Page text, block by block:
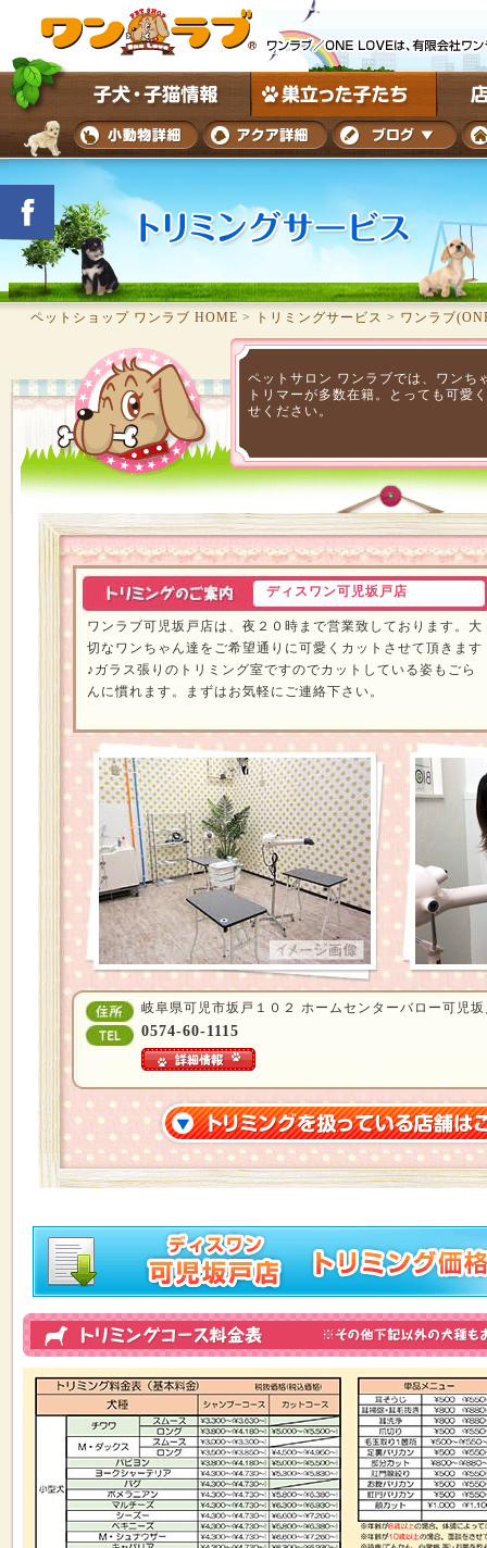
ペットショップ ワンラブ HOME > トリミングサービス > ワンラブ
ペットサロン ワンラブでは、ワンち
トリマーが多数在籍。とっても可愛
せください。
ディスワン可児坂戸店
ワンラブ可児坂戸店は、夜２０時まで営業致しております。大
切なワンちゃん達をご希望通りに可愛くカットさせて頂きます
♪ガラス張りのトリミング室ですのでカットしている姿もごら
んに慣れます。まずはお気軽にご連絡下さい。
岐阜県可児市坂戸１０２ ホームセンターバロー可児
0574-60-1115